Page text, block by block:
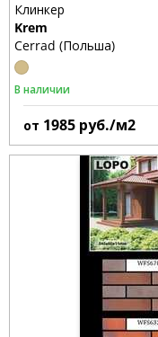
Клинкер
Krem
Cerrad (Польша)
В наличии
от 1985 руб./м2